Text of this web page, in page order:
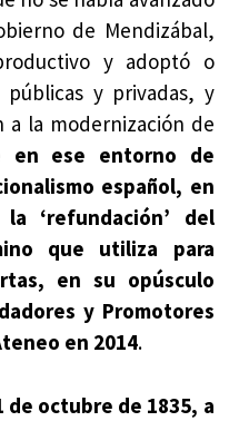
de Mendizábal,
y adoptó o
públicas y privadas, y
la modernización de
en ese entorno de
español, en
‘refundación’ del
que utiliza para
en su opúsculo
y Promotores
en 2014.
de octubre de 1835, a